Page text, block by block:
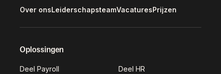
Over onsLeiderschapsteamVacaturesPrijzen
Oplossingen
Deel Payroll Deel HR